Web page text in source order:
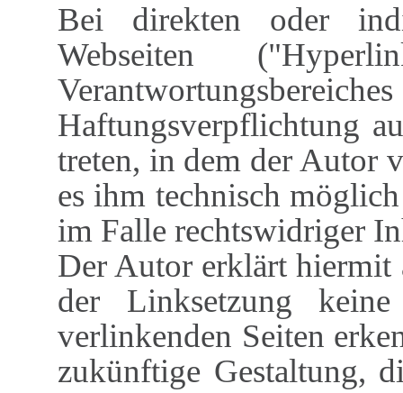
Bei direkten oder
Webseiten
Haftungsverpflichtung
treten, in dem der Autor
es ihm technisch
im Falle rechtswidriger
Der Autor erklärt hiermit
der Linksetzung
verlinkenden Seiten
zukünftige Gestaltung,